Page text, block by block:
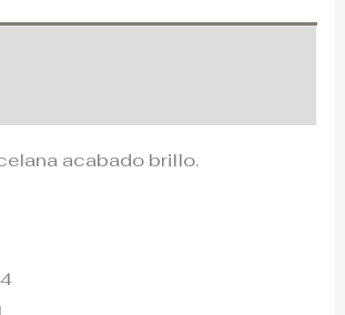
acabado brillo.